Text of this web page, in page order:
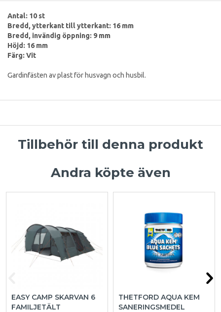
Antal: 10 st
Bredd, ytterkant till ytterkant: 16 mm
Bredd, invändig öppning: 9 mm
Höjd: 16 mm
Färg: Vit
Gardinfästen av plast för husvagn och husbil.
Tillbehör till denna produkt
Andra köpte även
EASY CAMP SKARVAN 6
FAMILJETÄLT
THETFORD AQUA KEM
SANERINGSMEDEL